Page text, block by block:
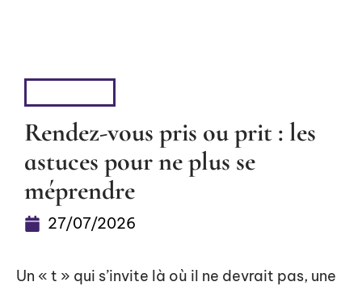
Rendez-vous pris ou prit : les
astuces pour ne plus se
méprendre
27/07/2026
Un « t » qui s’invite là où il ne devrait pas, une